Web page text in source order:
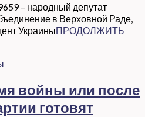
– народный депутат
в Верховной Раде,
УкраиныПРОДОЛЖИТЬ
войны или после
готовят